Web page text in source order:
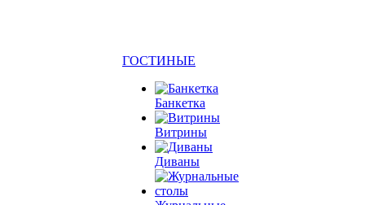
ГОСТИНЫЕ
Банкетка
Витрины
Диваны